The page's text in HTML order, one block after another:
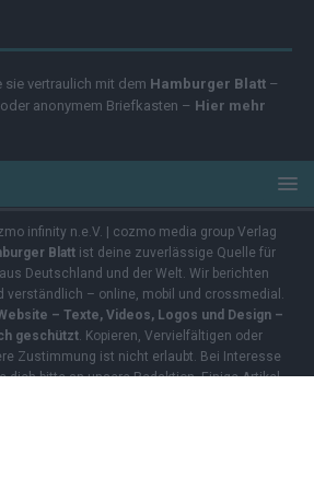
sie vertraulich mit dem Hamburger Blatt –
anonymem Briefkasten – Hier mehr
infinity n.e.V. | cozmo media group Verlag
Blattist deine zuverlässige Quelle für
Deutschland und der Welt. Wir berichten
verständlich – online, mobil und crossmedial.
– Texte, Videos, Logos und Design –
geschützt. Kopieren, Vervielfältigen oder
Zustimmung ist nicht erlaubt. Bei Interesse
dich bitte an unsere Redaktion. Einige Artikel